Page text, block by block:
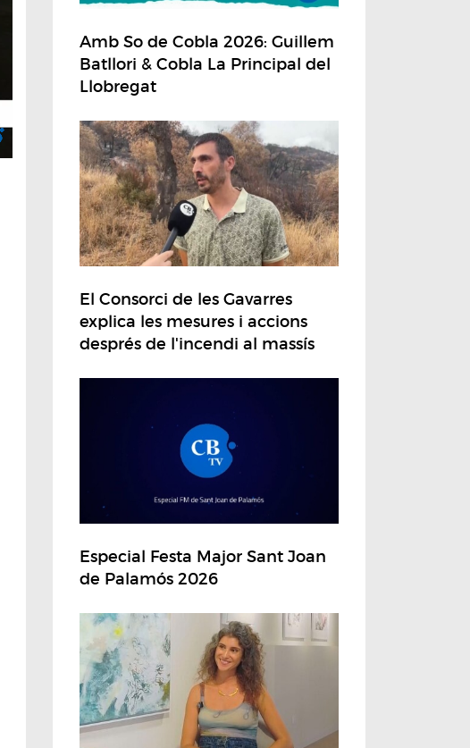
Amb So de Cobla 2026: Guillem
Batllori & Cobla La Principal del
Llobregat
El Consorci de les Gavarres
explica les mesures i accions
després de l'incendi al massís
Especial Festa Major Sant Joan
de Palamós 2026